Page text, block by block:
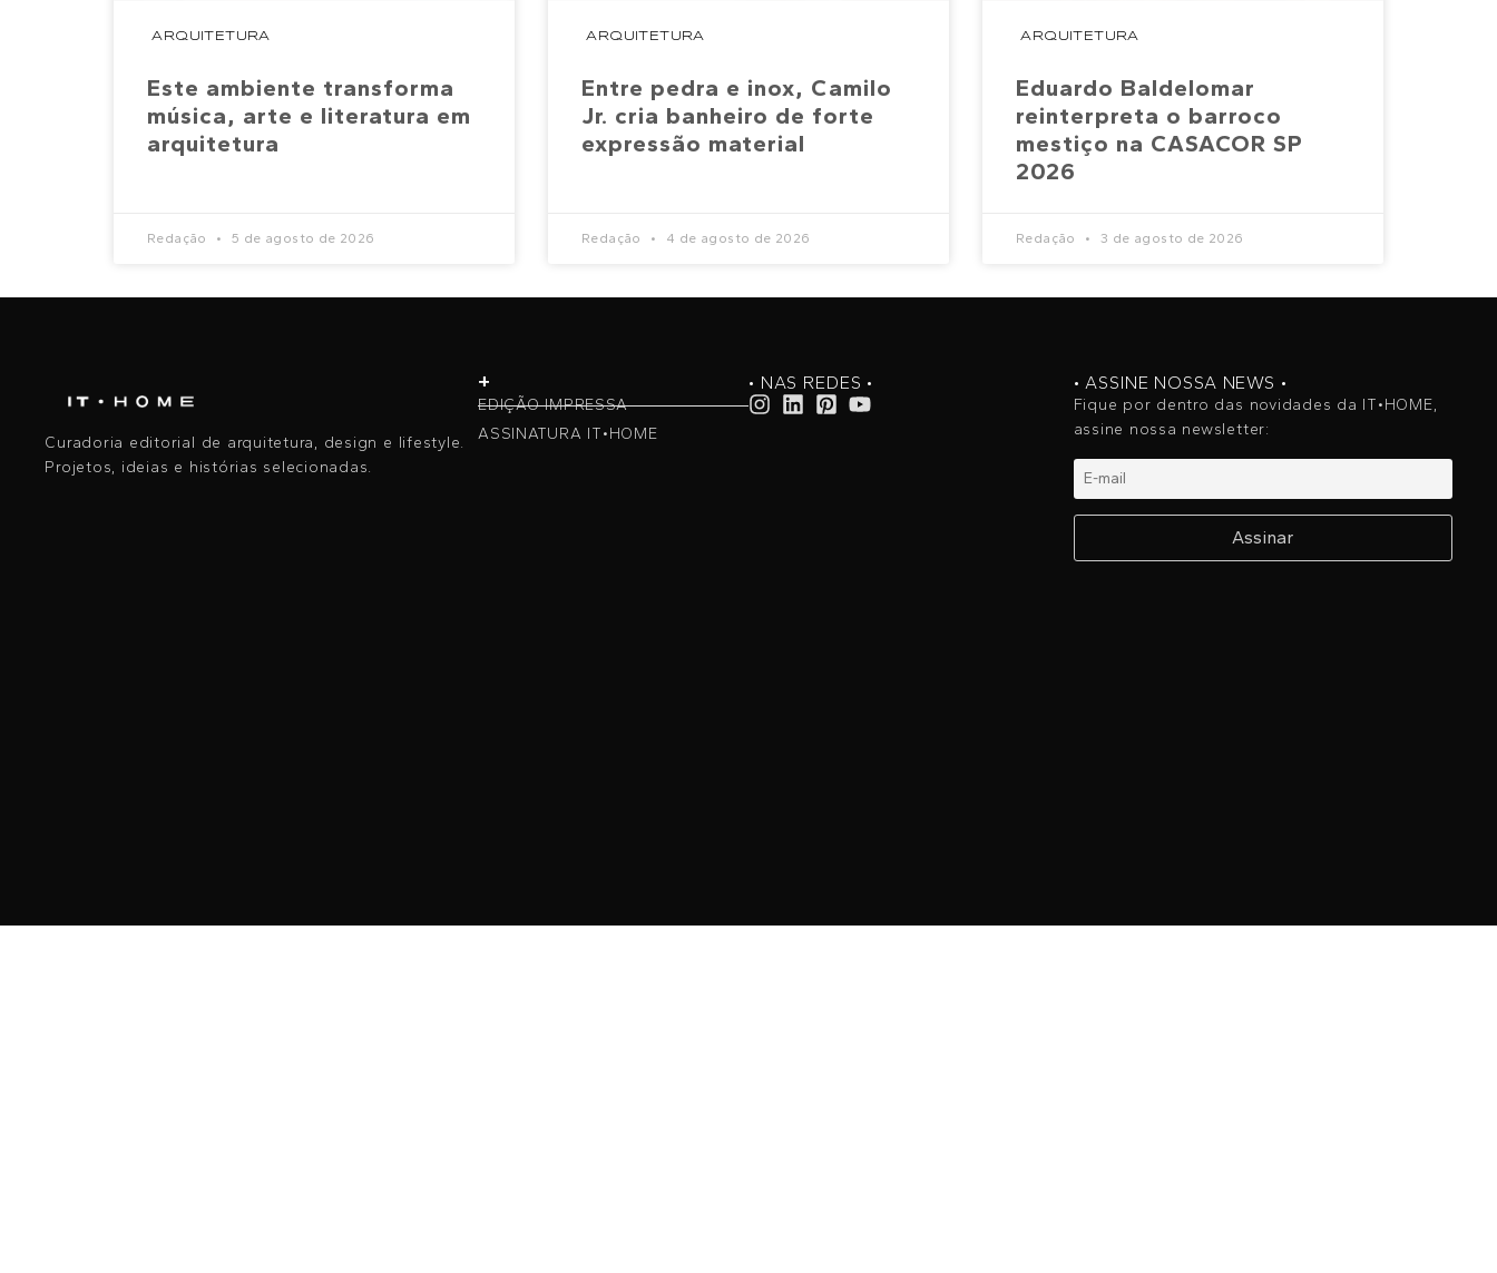
ARQUITETURA
Este ambiente transforma
música, arte e literatura em
arquitetura
Redação 5 de agosto de 2026
ARQUITETURA
Entre pedra e inox, Camilo
Jr. cria banheiro de forte
expressão material
Redação 4 de agosto de 2026
ARQUITETURA
Eduardo Baldelomar
reinterpreta o barroco
mestiço na CASACOR SP
2026
Redação 3 de agosto de 2026
Curadoria editorial de arquitetura, design e lifestyle.
Projetos, ideias e histórias selecionadas.
+
EDIÇÃO IMPRESSA
ASSINATURA IT•HOME
• NAS REDES • • ASSINE NOSSA NEWS •
Fique por dentro das novidades da IT•HOME,
assine nossa newsletter: